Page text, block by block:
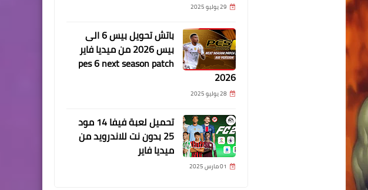
29 يوليو 2025
باتش تحويل بيس 6 الى
بيس 2026 من ميديا فاير
pes 6 next season patch
2026
28 يوليو 2025
تحميل لعبة فيفا 14 مود
25 بدون نت للاندرويد من
ميديا فاير
01 مارس 2025